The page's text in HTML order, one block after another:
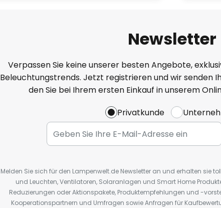
Newsletter
Verpassen Sie keine unserer besten Angebote,
Beleuchtungstrends. Jetzt registrieren und wir senden
den Sie bei Ihrem ersten Einkauf in unserem
Privatkunde
Melden Sie sich für den Lampenwelt.de Newsletter an und erhalten sie
und Leuchten, Ventilatoren, Solaranlagen und Smart Home
Reduzierungen oder Aktionspakete, Produktempfehlungen und -
Kooperationspartnern und Umfragen sowie Anfragen für